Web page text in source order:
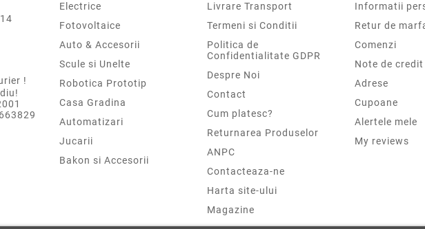
!
Electrice
Fotovoltaice
Auto & Accesorii
Scule si Unelte
Robotica Prototip
Casa Gradina
Automatizari
Jucarii
Bakon si Accesorii
Livrare Transport
Termeni si Conditii
Politica de
Confidentialitate GDPR
Despre Noi
Contact
Cum platesc?
Returnarea Produselor
ANPC
Contacteaza-ne
Harta site-ului
Magazine
Informatii
Retur de
Comenzi
Note de credit
Adrese
Cupoane
Alertele mele
My reviews